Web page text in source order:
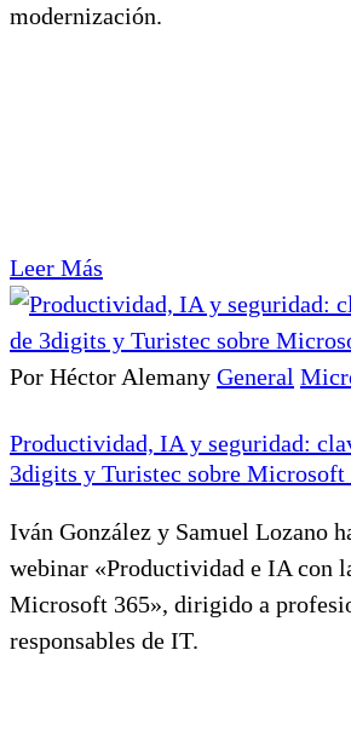
modernización.
Leer Más
Por Héctor Alemany General
Productividad, IA y seguridad:
3digits y Turistec sobre Microsoft
Iván González y Samuel Lozano
webinar «Productividad e IA con
Microsoft 365», dirigido a
responsables de IT.